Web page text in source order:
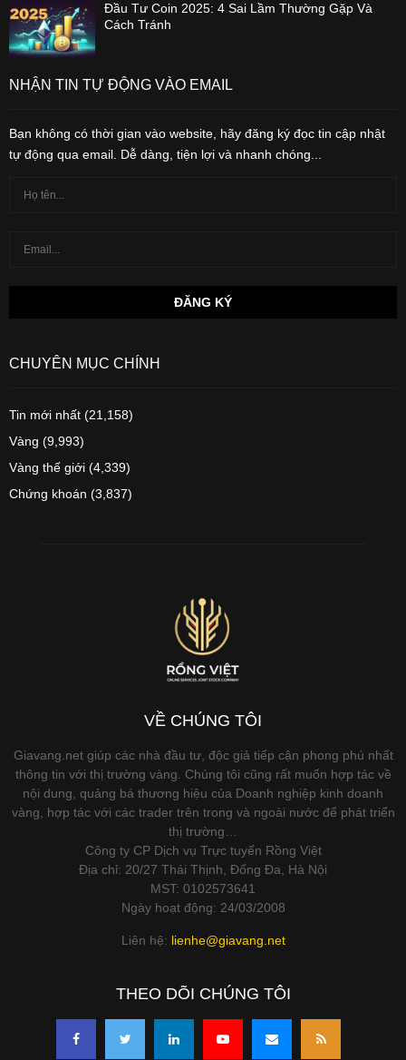
Đầu Tư Coin 2025: 4 Sai Lầm Thường Gặp Và
Cách Tránh
NHẬN TIN TỰ ĐỘNG VÀO EMAIL
Bạn không có thời gian vào website, hãy đăng ký đọc tin cập nhật
tự động qua email. Dễ dàng, tiện lợi và nhanh chóng...
CHUYÊN MỤC CHÍNH
Tin mới nhất (21,158)
Vàng (9,993)
Vàng thế giới (4,339)
Chứng khoán (3,837)
VỀ CHÚNG TÔI
Giavang.net giúp các nhà đầu tư, độc giả tiếp cận phong phú nhất
thông tin với thị trường vàng. Chúng tôi cũng rất muốn hợp tác về
nội dung, quảng bá thương hiệu của Doanh nghiệp kinh doanh
vàng, hợp tác với các trader trên trong và ngoài nước để phát triển
thị trường…
Công ty CP Dịch vụ Trực tuyến Rồng Việt
Địa chỉ: 20/27 Thái Thịnh, Đống Đa, Hà Nội
MST: 0102573641
Ngày hoạt động: 24/03/2008
Liên hệ: lienhe@giavang.net
THEO DÕI CHÚNG TÔI